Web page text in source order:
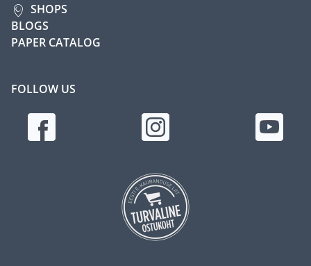
SHOPS
BLOGS
PAPER CATALOG
FOLLOW US